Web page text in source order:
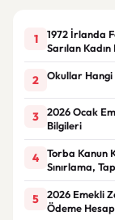
1
1972 İrlanda
Sarılan
2 Okullar Hangi
3
2026 Ocak
Bilgileri
4
Torba Kanun
Sınırlama,
5
2026 Emekli
Ödeme